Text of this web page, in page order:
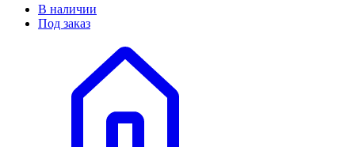
В наличии
Под заказ